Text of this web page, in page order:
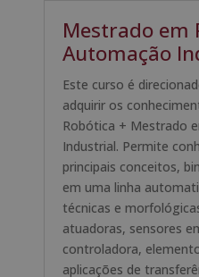
Mestrado em
Automação
Este curso é
adquirir os
Robótica + Mestrado
Industrial. Permite
principais conceitos,
em uma linha
técnicas e
atuadoras, sensores
controladora,
aplicações de